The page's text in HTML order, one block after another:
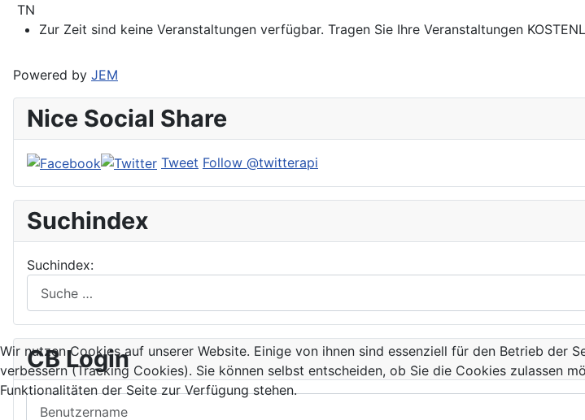
Suchindex
Suchindex:
CB Login
TN
Zur Zeit sind keine Veranstaltungen verfügbar. Tragen Sie Ihre Veranstaltungen
Powered by JEM
Nice Social Share
Tweet Follow @twitterapi
Wir nutzen Cookies auf unserer Website. Einige von ihnen sind essenziell für den Betrieb der
verbessern (Tracking Cookies). Sie können selbst entscheiden, ob Sie die Cookies zulassen
Funktionalitäten der Seite zur Verfügung stehen.